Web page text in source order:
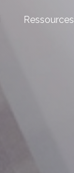
Ressources